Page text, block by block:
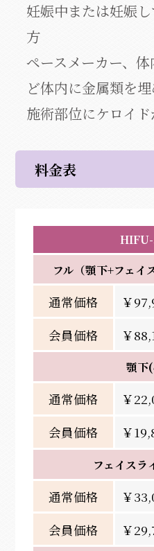
妊娠中または妊娠
方
ペースメーカー、
ど体内に金属類を
施術部位にケロイ
料金表
フル（顎下+フェイ
通常価格
￥
会員価格
￥
顎下
通常価格
￥
会員価格
￥
フェイス
通常価格
￥
会員価格
￥